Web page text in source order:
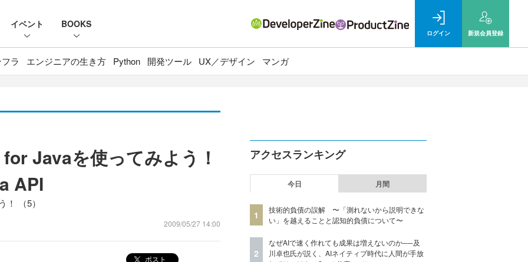
イベント BOOKS
ログイン 新規会員登録
ラ エンジニアの生き方 Python 開発ツール UX／デザイン マンガ
Javaを使ってみよう！
API
！ （5）
2009/05/27 14:00
ポスト
アクセスランキング
今日 月間
1
技術的負債の誤解 〜「測れないから説明できな
い」を越えることと認知的負債について〜
2
なぜAIで速く作れても成果は増えないのか──及
川卓也氏が説く、AIネイティブ時代に人間が手放